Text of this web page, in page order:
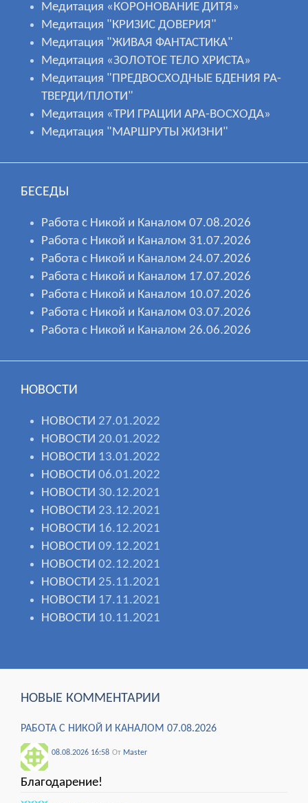
Медитация «КОРОНОВАНИЕ ДИТЯ»
Медитация "КРИЗИС ДОВЕРИЯ"
Медитация "ЖИВАЯ ФАНТАСТИКА"
Медитация «ЗОЛОТОЕ ТЕЛО ХРИСТА»
Медитация "ПРЕДВОСХОДНЫЕ БДЕНИЯ РА-
ТВЕРДИ/ПЛОТИ"
Медитация «ТРИ ГРАЦИИ АРА-ВОСХОДА»
Медитация "МАРШРУТЫ ЖИЗНИ"
БЕСЕДЫ
Работа с Никой и Каналом 07.08.2026
Работа с Никой и Каналом 31.07.2026
Работа с Никой и Каналом 24.07.2026
Работа с Никой и Каналом 17.07.2026
Работа с Никой и Каналом 10.07.2026
Работа с Никой и Каналом 03.07.2026
Работа с Никой и Каналом 26.06.2026
НОВОСТИ
НОВОСТИ 27.01.2022
НОВОСТИ 20.01.2022
НОВОСТИ 13.01.2022
НОВОСТИ 06.01.2022
НОВОСТИ 30.12.2021
НОВОСТИ 23.12.2021
НОВОСТИ 16.12.2021
НОВОСТИ 09.12.2021
НОВОСТИ 02.12.2021
НОВОСТИ 25.11.2021
НОВОСТИ 17.11.2021
НОВОСТИ 10.11.2021
НОВЫЕ КОММЕНТАРИИ
РАБОТА С НИКОЙ И КАНАЛОМ 07.08.2026
08.08.2026 16:58 От Мaster
Благодарение!